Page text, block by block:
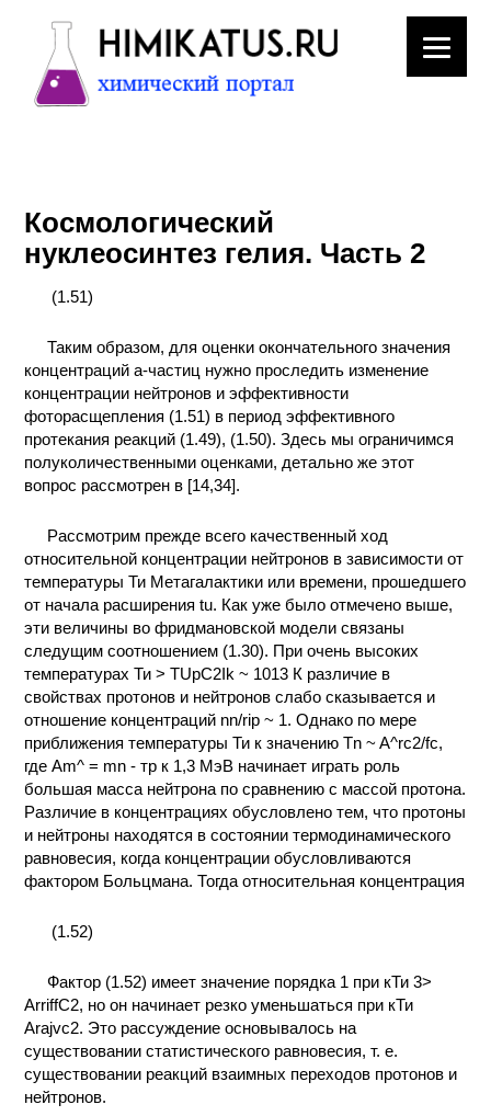
ХИМИЧЕСКАЯ
ПОСУДА
ВРЕДНЫЕ
ПРАКТИЧЕСКОЙ
ХИМИИ
ХИМИЯ НА
ТЕХНОЛОГИЯ
КОНТАКТЫ
Космологический
нуклеосинтез гелия. Часть 2
(1.51)
Таким образом, для оценки окончательного значения
концентраций а-частиц нужно проследить изменение
концентрации нейтронов и эффективности
фоторасщепления (1.51) в период эффективного
протекания реакций (1.49), (1.50). Здесь мы ограничимся
полуколичественными оценками, детально же этот
вопрос рассмотрен в [14,34].
Рассмотрим прежде всего качественный ход
относительной концентрации нейтронов в зависимости от
температуры Ти Метагалактики или времени, прошедшего
от начала расширения tu. Как уже было отмечено выше,
эти величины во фридмановской модели связаны
следущим соотношением (1.30). При очень высоких
температурах Ти > TUpC2Ik ~ 1013 К различие в
свойствах протонов и нейтронов слабо сказывается и
отношение концентраций nn/rip ~ 1. Однако по мере
приближения температуры Ти к значению Tn ~ A^rc2/fc,
где Am^ = mn - тр к 1,3 МэВ начинает играть роль
большая масса нейтрона по сравнению с массой протона.
Различие в концентрациях обусловлено тем, что протоны
и нейтроны находятся в состоянии термодинамического
равновесия, когда концентрации обусловливаются
фактором Больцмана. Тогда относительная концентрация
(1.52)
Фактор (1.52) имеет значение порядка 1 при кТи 3>
ArriffC2, но он начинает резко уменьшаться при кТи
Arajvc2. Это рассуждение основывалось на
существовании статистического равновесия, т. е.
существовании реакций взаимных переходов протонов и
нейтронов.